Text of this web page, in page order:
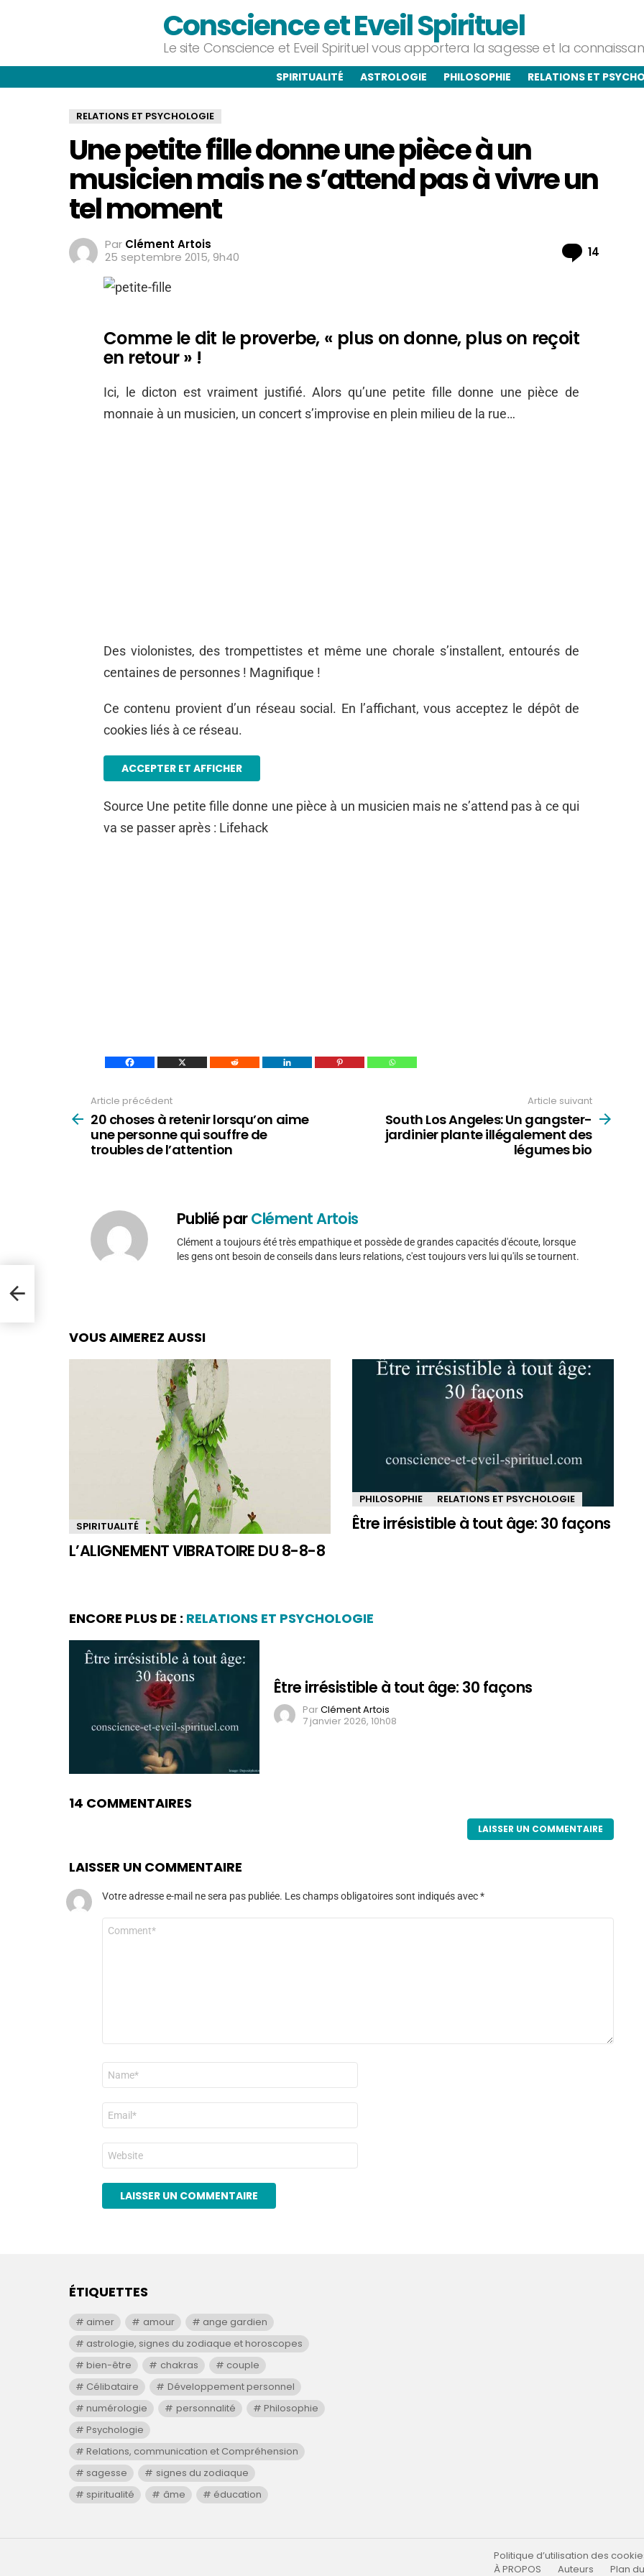
Conscience et Eveil Spirituel
Le site Conscience et Eveil Spirituel vous apportera la sagesse et la
SPIRITUALITÉ ASTROLOGIE PHILOSOPHIE RELATIONS ET
RELATIONS ET PSYCHOLOGIE
Une petite fille donne une pièce à un
musicien mais ne s’attend pas à vivre un
tel moment
Par Clément Artois
25 septembre 2015, 9h40
14
Comme le dit le proverbe, « plus on donne, plus on reçoit
en retour » !
Ici, le dicton est vraiment justifié. Alors qu’une petite fille donne une pièce de
monnaie à un musicien, un concert s’improvise en plein milieu de la rue…
Des violonistes, des trompettistes et même une chorale s’installent, entourés de
centaines de personnes ! Magnifique !
Ce contenu provient d’un réseau social. En l’affichant, vous acceptez le dépôt de
cookies liés à ce réseau.
ACCEPTER ET AFFICHER
Source Une petite fille donne une pièce à un musicien mais ne s’attend pas à ce qui
va se passer après : Lifehack
plus
Article précédent
20 choses à retenir lorsqu’on aime
une personne qui souffre de
troubles de l’attention
Article suivant
South Los Angeles: Un gangster-
jardinier plante illégalement des
légumes bio
Publié parClément Artois
Clément a toujours été très empathique et possède de grandes capacités d'écoute, lorsque
les gens ont besoin de conseils dans leurs relations, c'est toujours vers lui qu'ils se tournent.
VOUS AIMEREZ AUSSI
SPIRITUALITÉ
L’ALIGNEMENT VIBRATOIRE DU 8-8-8
PHILOSOPHIE RELATIONS ET PSYCHOLOGIE
Être irrésistible à tout âge: 30 façons
ENCORE PLUS DE : RELATIONS ET PSYCHOLOGIE
Être irrésistible à tout âge: 30 façons
ParClément Artois
7 janvier 2026, 10h08
14 COMMENTAIRES
LAISSER UN COMMENTAIRE
LAISSER UN COMMENTAIRE
Votre adresse e-mail ne sera pas publiée. Les champs obligatoires sont indiqués avec*
Commentaire
Nom
E-
mail
*
Site
web
ÉTIQUETTES
aimer amour
ange gardien
astrologie, signes du zodiaque et horoscopes
bien-être
chakras
couple
Célibataire
Développement personnel
numérologie
personnalité
Philosophie
Psychologie
Relations, communication et Compréhension
sagesse
signes du zodiaque
spiritualité
âme éducation
Politique d’utilisation des
À PROPOS
Auteurs Plan